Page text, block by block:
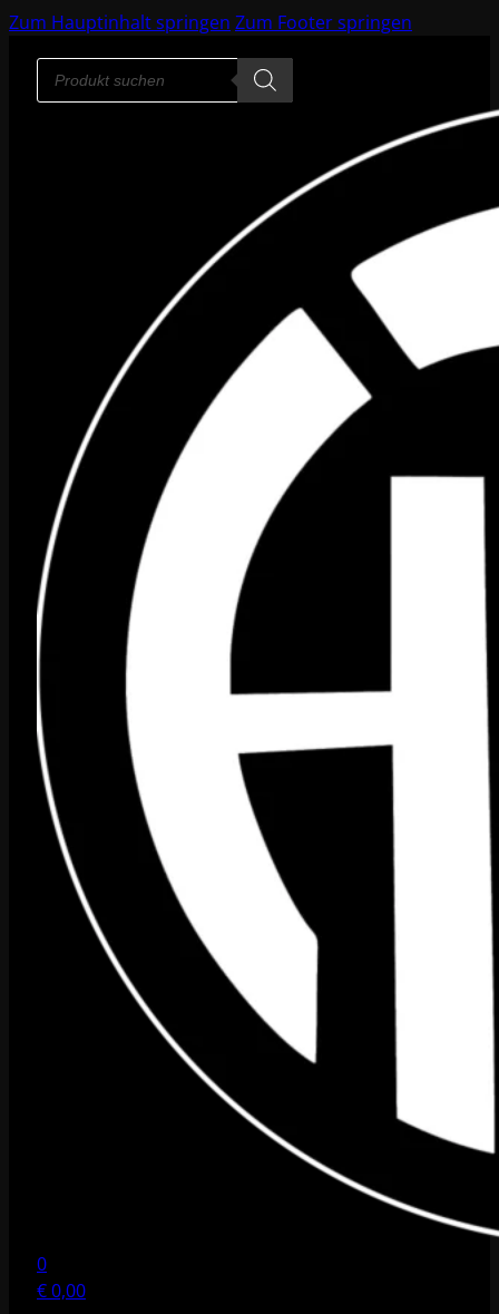
Zum Hauptinhalt springen Zum Footer springen
Products
search
0
€0,00